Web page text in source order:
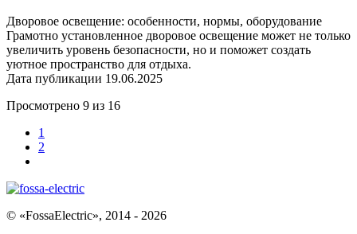
Дворовое освещение: особенности, нормы, оборудование
Грамотно установленное дворовое освещение может не только
увеличить уровень безопасности, но и поможет создать
уютное пространство для отдыха.
Дата публикации 19.06.2025
Просмотрено 9 из 16
1
2
© «FossaElectric», 2014 - 2026